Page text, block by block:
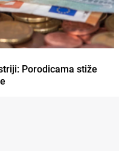
Porodicama stiže